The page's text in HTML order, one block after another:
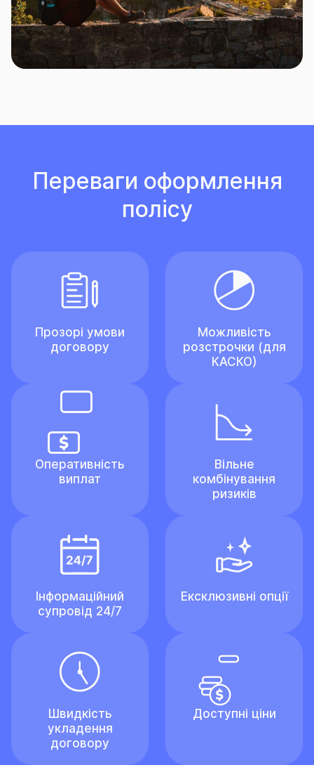
Переваги оформлення
полісу
Прозорі умови
договору
Можливість
розстрочки (для
КАСКО)
Оперативність
виплат
Вільне
комбінування
ризиків
Інформаційний
супровід 24/7
Ексклюзивні опції
Швидкість
укладення
договору
Доступні ціни